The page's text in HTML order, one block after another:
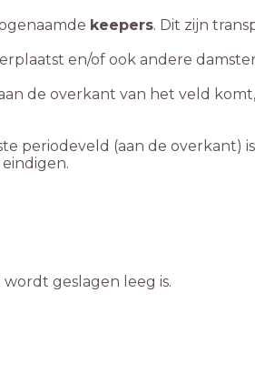
keepers. Dit zijn
en/of ook andere
de overkant van het veld
periodeveld (aan de overkant)
geslagen leeg is.